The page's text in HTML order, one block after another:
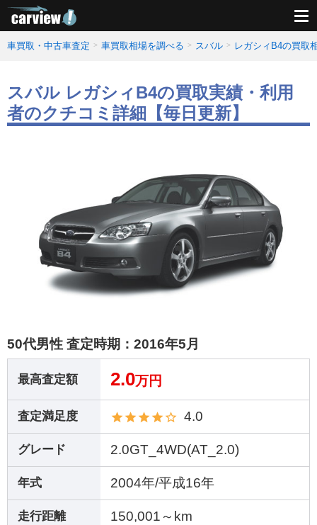
車買取・中古車査定 車買取相場を調べる スバル レガシィB4の買取
スバル レガシィB4の買取実績・利用
者のクチコミ詳細【毎日更新】
50代男性 査定時期： 2016年5月
最高査定額 2.0万円
査定満足度 4.0
グレード 2.0GT_4WD(AT_2.0)
年式 2004年/平成16年
走行距離 150,001～km